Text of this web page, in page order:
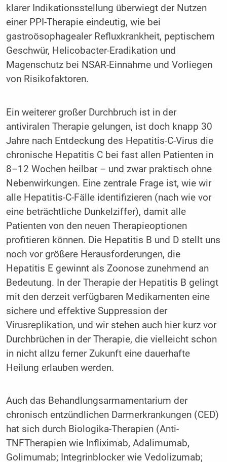
klarer Indikationsstellung überwiegt der Nutzen
einer PPI-Therapie eindeutig, wie bei
gastroösophagealer Refluxkrankheit, peptischem
Geschwür, Helicobacter-Eradikation und
Magenschutz bei NSAR-Einnahme und Vorliegen
von Risikofaktoren.
Ein weiterer großer Durchbruch ist in der
antiviralen Therapie gelungen, ist doch knapp 30
Jahre nach Entdeckung des Hepatitis-C-Virus die
chronische Hepatitis C bei fast allen Patienten in
8–12 Wochen heilbar – und zwar praktisch ohne
Nebenwirkungen. Eine zentrale Frage ist, wie wir
alle Hepatitis-C-Fälle identifizieren (nach wie vor
eine beträchtliche Dunkelziffer), damit alle
Patienten von den neuen Therapieoptionen
profitieren können. Die Hepatitis B und D stellt uns
noch vor größere Herausforderungen, die
Hepatitis E gewinnt als Zoonose zunehmend an
Bedeutung. In der Therapie der Hepatitis B gelingt
mit den derzeit verfügbaren Medikamenten eine
sichere und effektive Suppression der
Virusreplikation, und wir stehen auch hier kurz vor
Durchbrüchen in der Therapie, die vielleicht schon
in nicht allzu ferner Zukunft eine dauerhafte
Heilung erlauben werden.
Auch das Behandlungsarmamentarium der
chronisch entzündlichen Darmerkrankungen (CED)
hat sich durch Biologika-Therapien (Anti-
TNFTherapien wie Infliximab, Adalimumab,
Golimumab; Integrinblocker wie Vedolizumab;